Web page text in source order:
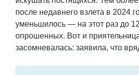
после недавнего взлета в 2024
уменьшилось — на этот раз до
опрошенных. Вот и
засомневалась: заявила, что